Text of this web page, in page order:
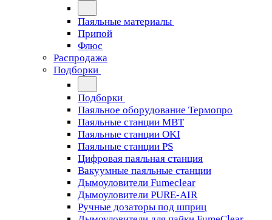
Паяльные материалы
Припой
Флюс
Распродажа
Подборки
Подборки
Паяльное оборудование Термопро
Паяльные станции MBT
Паяльные станции OKI
Паяльные станции PS
Цифровая паяльная станция
Вакуумные паяльные станции
Дымоуловители Fumeclear
Дымоуловители PURE-AIR
Ручные дозаторы под шприц